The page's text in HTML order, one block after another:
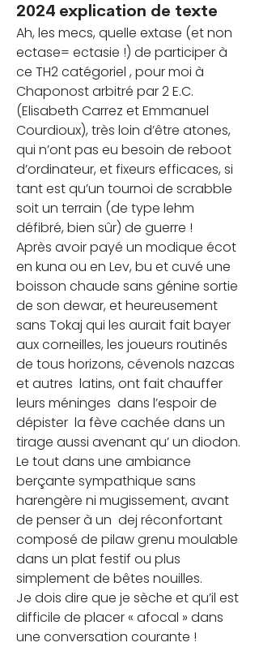
2024 explication de texte
Ah, les mecs, quelle extase (et non
ectase= ectasie !) de participer à
ce TH2 catégoriel , pour moi à
Chaponost arbitré par 2 E.C.
(Elisabeth Carrez et Emmanuel
Courdioux), très loin d’être atones,
qui n’ont pas eu besoin de reboot
d’ordinateur, et fixeurs efficaces, si
tant est qu’un tournoi de scrabble
soit un terrain (de type lehm
défibré, bien sûr) de guerre !
Après avoir payé un modique écot
en kuna ou en Lev, bu et cuvé une
boisson chaude sans génine sortie
de son dewar, et heureusement
sans Tokaj qui les aurait fait bayer
aux corneilles, les joueurs routinés
de tous horizons, cévenols nazcas
et autres  latins, ont fait chauffer
leurs méninges  dans l’espoir de
dépister  la fève cachée dans un
tirage aussi avenant qu’ un diodon.
Le tout dans une ambiance
berçante sympathique sans
harengère ni mugissement, avant
de penser à un  dej réconfortant
composé de pilaw grenu moulable
dans un plat festif ou plus
simplement de bêtes nouilles.
Je dois dire que je sèche et qu’il est
difficile de placer « afocal » dans
une conversation courante !